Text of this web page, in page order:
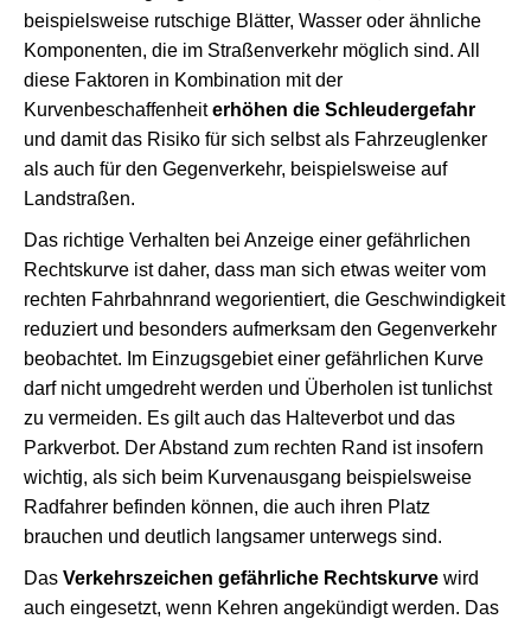
beispielsweise rutschige Blätter, Wasser oder ähnliche
Komponenten, die im Straßenverkehr möglich sind. All
diese Faktoren in Kombination mit der
Kurvenbeschaffenheiterhöhen die Schleudergefahr
und damit das Risiko für sich selbst als Fahrzeuglenker
als auch für den Gegenverkehr, beispielsweise auf
Landstraßen.
Das richtige Verhalten bei Anzeige einer gefährlichen
Rechtskurve ist daher, dass man sich etwas weiter vom
rechten Fahrbahnrand wegorientiert, die Geschwindigkeit
reduziert und besonders aufmerksam den Gegenverkehr
beobachtet. Im Einzugsgebiet einer gefährlichen Kurve
darf nicht umgedreht werden und Überholen ist tunlichst
zu vermeiden. Es gilt auch das Halteverbot und das
Parkverbot. Der Abstand zum rechten Rand ist insofern
wichtig, als sich beim Kurvenausgang beispielsweise
Radfahrer befinden können, die auch ihren Platz
brauchen und deutlich langsamer unterwegs sind.
Das Verkehrszeichen gefährliche Rechtskurve wird
auch eingesetzt, wenn Kehren angekündigt werden. Das